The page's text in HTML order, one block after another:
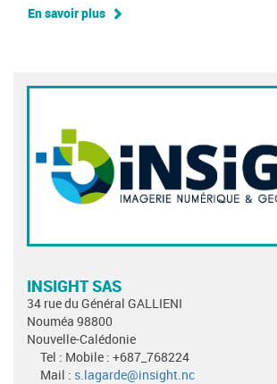
En savoir plus
INSIGHT SAS
34 rue du Général GALLIENI
Nouméa 98800
Nouvelle-Calédonie
Tel : Mobile : +687_768224
Mail : s.lagarde@insight.nc